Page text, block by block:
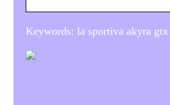
Keywords: la sportiva akyra